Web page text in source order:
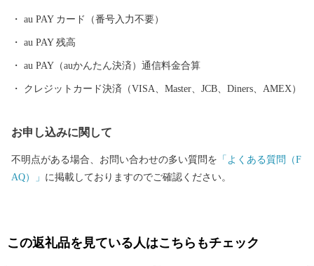
au PAY カード（番号入力不要）
au PAY 残高
au PAY（auかんたん決済）通信料金合算
クレジットカード決済（VISA、Master、JCB、Diners、AMEX）
お申し込みに関して
不明点がある場合、お問い合わせの多い質問を 「よくある質問（F
AQ）」 に掲載しておりますのでご確認ください。
この返礼品を見ている人はこちらもチェック